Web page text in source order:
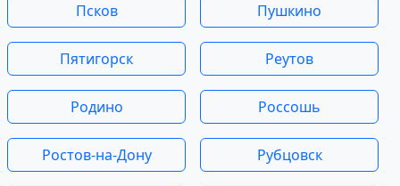
Псков Пушкино
Пятигорск Реутов
Родино Россошь
Ростов-на-Дону Рубцовск